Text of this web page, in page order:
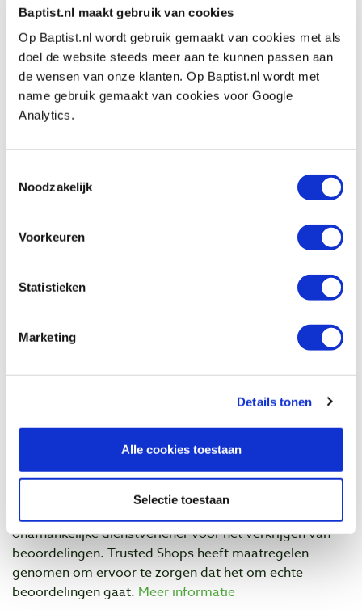
Baptist.nl maakt gebruik van cookies
Op Baptist.nl wordt gebruik gemaakt van cookies met als
doel de website steeds meer aan te kunnen passen aan
de wensen van onze klanten. Op Baptist.nl wordt met
name gebruik gemaakt van cookies voor Google
Analytics.
Noodzakelijk
Voorkeuren
Statistieken
Marketing
Details tonen
Alle cookies toestaan
Selectie toestaan
Proxxon schuurschijven Ø 50 mm korrel
80, 12 stuks
Artikelnummer: 976315
€ 4,65 incl. btw
Baptist maakt gebruik van Trusted Shops als een
onafhankelijke dienstverlener voor het verkrijgen van
beoordelingen. Trusted Shops heeft maatregelen
genomen om ervoor te zorgen dat het om echte
beoordelingen gaat. Meer informatie